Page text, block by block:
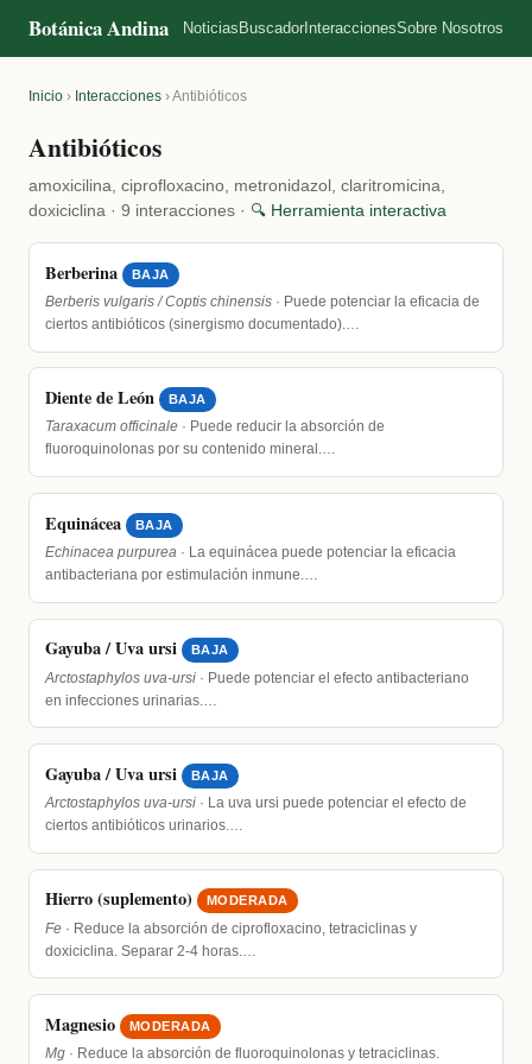
Botánica Andina Noticias Buscador InteraccionesSobre Nosotros
Inicio › Interacciones ›Antibióticos
Antibióticos
amoxicilina, ciprofloxacino, metronidazol, claritromicina,
doxiciclina · 9 interacciones · 🔍 Herramienta interactiva
Berberina BAJA
Berberis vulgaris / Coptis chinensis· Puede potenciar la eficacia de
ciertos antibióticos (sinergismo documentado).…
Diente de León BAJA
Taraxacum officinale· Puede reducir la absorción de
fluoroquinolonas por su contenido mineral.…
Equinácea BAJA
Echinacea purpurea · La equinácea puede potenciar la eficacia
antibacteriana por estimulación inmune.…
Gayuba / Uva ursi BAJA
Arctostaphylos uva-ursi· Puede potenciar el efecto antibacteriano
en infecciones urinarias.…
Gayuba / Uva ursi BAJA
Arctostaphylos uva-ursi· La uva ursi puede potenciar el efecto de
ciertos antibióticos urinarios.…
Hierro (suplemento) MODERADA
Fe· Reduce la absorción de ciprofloxacino, tetraciclinas y
doxiciclina. Separar 2-4 horas.…
Magnesio MODERADA
Mg· Reduce la absorción de fluoroquinolonas y tetraciclinas.